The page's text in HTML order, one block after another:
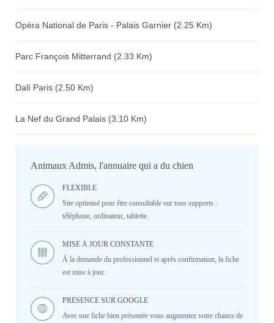
Opéra National de Paris - Palais Garnier (2.25 Km)
Parc François Mitterrand (2.33 Km)
Dalí Paris (2.50 Km)
La Nef du Grand Palais (3.10 Km)
Animaux Admis, l'annuaire qui a du chien
FLEXIBLE
Site optimisé pour être consultable sur tous supports :
téléphone, ordinateur, tablette.
MISE À JOUR CONSTANTE
À la demande du professionnel et après confirmation, la fiche
est mise à jour.
PRÉSENCE SUR GOOGLE
Avec une fiche bien présentée vous augmentez votre chance de